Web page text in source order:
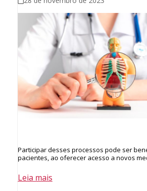
Participar desses processos pode ser
pacientes, ao oferecer acesso a novos
Leia mais